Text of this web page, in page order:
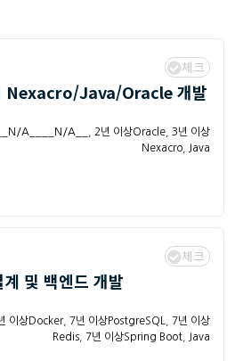
체크
Nexacro/Java/Oracle 개발
A____N/A__ 2년 이상Oracle
3년 이상
Nexacro
Java
체크
및 백엔드 개발
이상Docker, 7년 이상PostgreSQL
7년 이상
Redis
7년 이상Spring Boot
Java